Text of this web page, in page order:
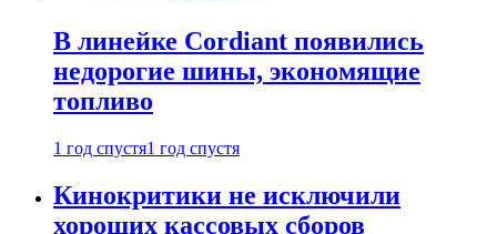
В линейке Cordiant появились
недорогие шины, экономящие
топливо
1 год спустя1 год спустя
Кинокритики не исключили
хороших кассовых сборов